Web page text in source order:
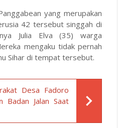
yang merupakan
42 tersebut singgah di
Julia Elva (35) warga
mengaku tidak pernah
Sihar di tempat tersebut.
Desa Fadoro
Badan Jalan Saat